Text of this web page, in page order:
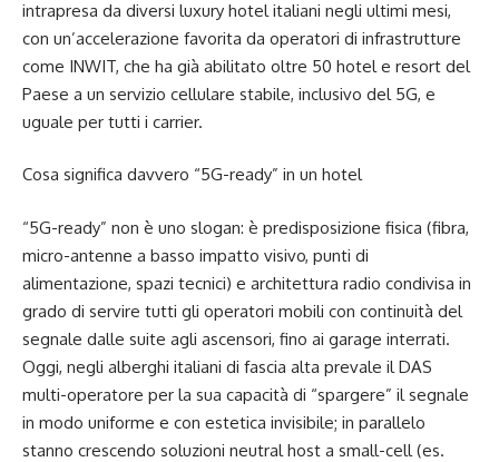
intrapresa da diversi luxury hotel italiani negli ultimi mesi,
con un’accelerazione favorita da operatori di infrastrutture
come INWIT, che ha già abilitato oltre 50 hotel e resort del
Paese a un servizio cellulare stabile, inclusivo del 5G, e
uguale per tutti i carrier.
Cosa significa davvero “5G-ready” in un hotel
“5G-ready” non è uno slogan: è predisposizione fisica (fibra,
micro-antenne a basso impatto visivo, punti di
alimentazione, spazi tecnici) e architettura radio condivisa in
grado di servire tutti gli operatori mobili con continuità del
segnale dalle suite agli ascensori, fino ai garage interrati.
Oggi, negli alberghi italiani di fascia alta prevale il DAS
multi-operatore per la sua capacità di “spargere” il segnale
in modo uniforme e con estetica invisibile; in parallelo
stanno crescendo soluzioni neutral host a small-cell (es.